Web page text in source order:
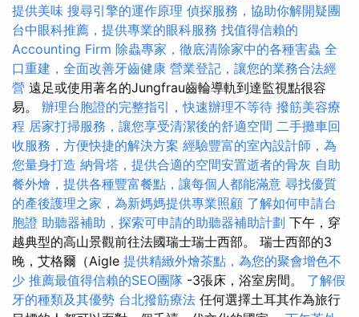
提供美味 搜尋引擎的運作原理 偵探服務，協助你解開疑團
台中眼科推薦，提供專業的眼科服務 找值得信賴的
Accounting Firm 除蟲專家，徹底清除家中的各種害蟲 全
口重建，全面改善牙齒健康 營業登記，讓您的業務合法經
營 遠足或使用著名的Jungfrau齒輪導軌到達監視點很容
易。 辦理台胞證的完整指引，快速辦理不等待 撥筋美容療
程 居家打掃服務，讓您享受清潔後的舒適空間 二手攤車回
收服務，方便快捷的解決方案 經驗豐富的室內設計師，為
您量身打造 納骨塔，提供合適的空間安置逝者的骨灰 自助
餐外燴，提供各種豐富餐點，讓每個人都能滿意 尋找優質
的產後護理之家，為新媽媽提供專業照顧 了解如何申請台
胞證 助聽器補助，探索可申請的助聽器補助計劃 下午，穿
越典型的高山景觀前往法國瑞士瑞士西部。 瑞士西部的3
晚，艾格爾（Aigle 提供精緻外燴茶點，為您的聚會增色不
少 推薦最值得信賴的SEO團隊 -3張床，浴室房間。 了解假
牙的種類及其優勢 台北撥筋療法 任何選擇土耳其作為旅行